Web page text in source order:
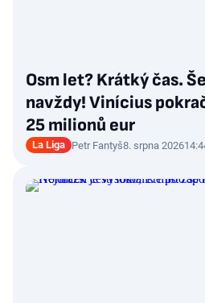
Osm let? Krátký čas.
navždy! Vinícius
25 milionů eur
La Liga Petr Fantyš8. srpna 2026